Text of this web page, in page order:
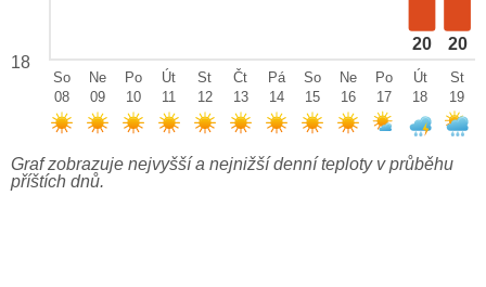
20 20
18
So
08
Ne
09
Po
10
Út
11
St
12
Čt
13
Pá
14
So
15
Ne
16
Po
17
Út
18
St
19
Graf zobrazuje nejvyšší a nejnižší denní teploty v průběhu
příštích dnů.